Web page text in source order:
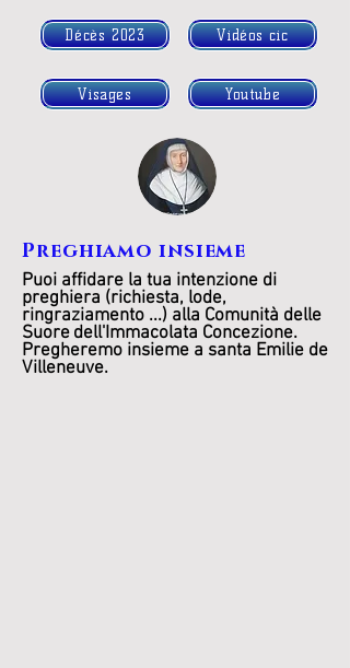
Décès 2023
Visages
Vidéos cic
Youtube
Preghiamo insieme
Puoi affidare la tua intenzione di
preghiera (richiesta, lode,
ringraziamento ...) alla Comunità delle
Suore dell'Immacolata Concezione.
Pregheremo insieme a santa Emilie de
Villeneuve.